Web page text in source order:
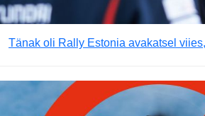
Tänak oli Rally Estonia avakatsel